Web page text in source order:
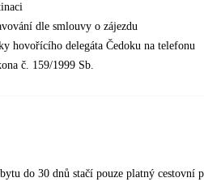
dle smlouvy o zájezdu
hovořícího delegáta Čedoku na telefonu
č. 159/1999 Sb.
do 30 dnů stačí pouze platný